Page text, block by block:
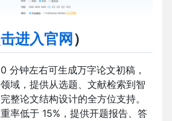
进入官网 ）
分钟左右可生成万字论文初稿，
域，提供从选题、文献检索到智
整论文结构设计的全方位支持。
率低于 15%，提供开题报告、答